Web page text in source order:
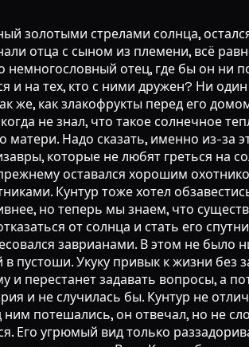
Хозяин накрыл пышный стол, но гость ел целую неделю и всё никак не мог насытиться. «Ещё! Ещё! Не жадничайте! Несите всё, что есть!» Хозяину пришлось попросить гостя уйти, но вовсе не потому, что закончилась еда, а потому, что ему надо было думать о себе и своей семье. «Я кормил его семь дней и сполна доказал свою доброту, теперь настал черёд других членов племени!» «Доброта» - красивое слово, особенно когда им описывают себя. И ходил старик из дома в дом, где кормили его вкуснейшими яствами, но нигде не мог насытиться. Он был словно бездонный колодец. Из каждого дома рано или поздно его выпроваживали. Лишь в доме Кунтура старика не пустили на порог. «Добрый человек, чем угостишь старика?» «Ха! Никто и никогда не называл меня добрым. Мне нечем с тобой поделиться, но даже если бы и было, я ничего бы тебе не дал. Ты уже наелся и напился на всю жизнь вперёд». Увидев, что Кунтур прогнал старика, соплеменники вновь стали насмехаться над ним. Но никто не догадывался, что старик в рваных одеждах - переодетый маг Руми, о котором ходила дурная слава. На людей, которые пустили его в дом, но не смогли накормить досыта, он наложил злые чары. Очнувшись от кошмара, люди обнаружили, что маг увёл из племени всех заврианов! Ужасная новость облетела всю деревню. Никто не знал, что за злодейство на уме у мага Руми, зачем ему понадобились заврианы, но все понимали: если его не остановить, последствия могут быть ужасными. Чтобы вернуть заврианов, племя послало трёх своих лучших воинов, но никто из них не вернулся. «Даже лучшему воину не одолеть мага Руми без помощи завриана...» Когда племя потеряло всякую надежду вернуть заврианов, Кунтур вызвался отправиться в бой. Кунтур Немилый Солнцу! Парень, у которого никогда не было спутника-завриана. Никто не верил в его победу, но никто и не останавливал его. «Мне нечего терять! Завриана у меня нет и не было, так что ему нечего у меня отнять». И с этими мыслями Кунтур твёрдой поступью отправился в опасное путешествие. Руми окутал густой мглой путь, по которому двигался Кунтур. Он знал, что Солнце оставило Кунтура, поэтому никто не поможет ему рассеять мглу. Однако Кунтур с детства учился искусству охоты и выслеживания у слепого отца. Даже если глаза ничего не видели, чутьё никогда не подводило: он мог отыскать